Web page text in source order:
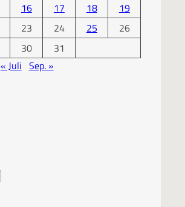
16 17 18
19
23 24 25
26
30
31
« Juli Sep. »